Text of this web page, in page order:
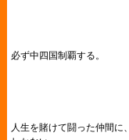
必ず中四国制覇する。
人生を賭けて闘った仲間